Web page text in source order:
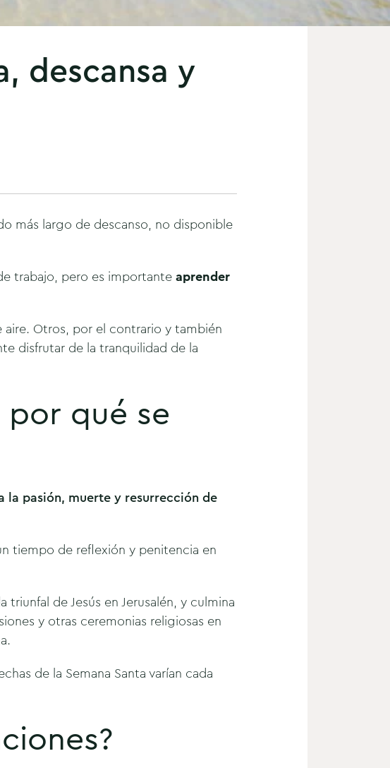
descansa y
más largo de descanso, no disponible
trabajo, pero es importanteaprender
Otros, por el contrario y también
disfrutar de la tranquilidad de la
por qué se
la pasión, muerte y resurrección de
tiempo de reflexión y penitencia en
de Jesús en Jerusalén, y culmina
y otras ceremonias religiosas en
de la Semana Santa varían cada